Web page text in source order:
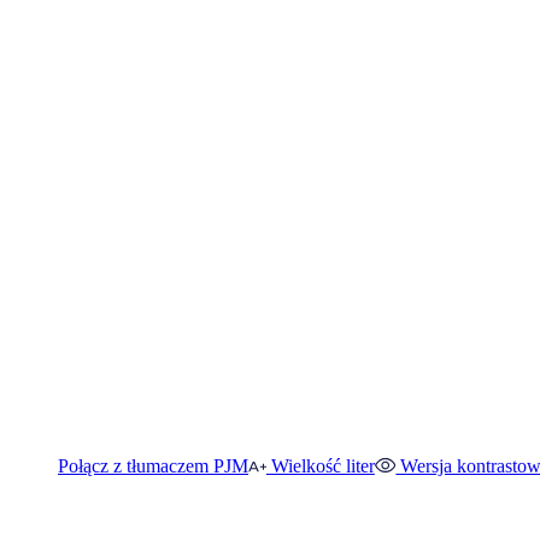
Połącz z tłumaczem PJM Wielkość liter Wersja